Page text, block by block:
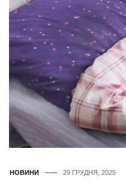
НОВИНИ 29 ГРУДНЯ, 2025